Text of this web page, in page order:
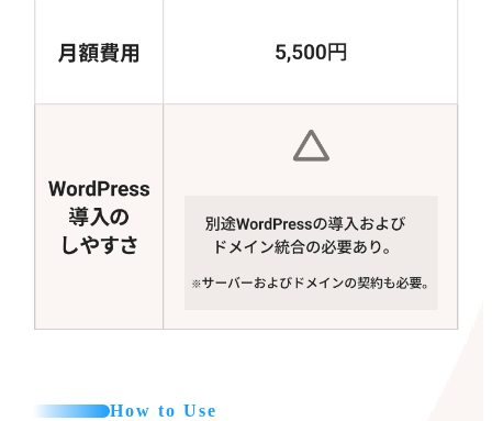
How to Use